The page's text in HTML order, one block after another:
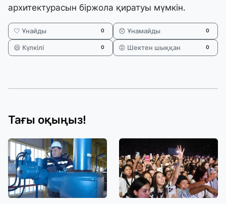
архитектурасын біржола қиратуы мүмкін.
🤍 Ұнайды 0 😞 Ұнамайды 0
😄 Күлкілі 0 😡 Шектен шыққан 0
Тағы оқыңыз!